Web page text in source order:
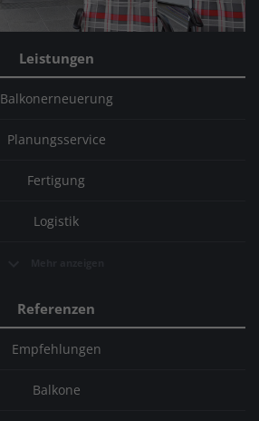
Leistungen
Balkonerneuerung
Planungsservice
Fertigung
Logistik
Referenzen
Empfehlungen
Balkone